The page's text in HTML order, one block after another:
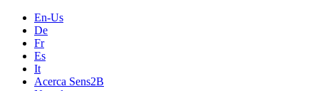
En-Us
De
Fr
Es
It
Acerca Sens2B